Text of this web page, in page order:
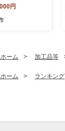
分け 個包装 お
惣菜 晩ごは
円
ーム 加工品等
ーム ランキング